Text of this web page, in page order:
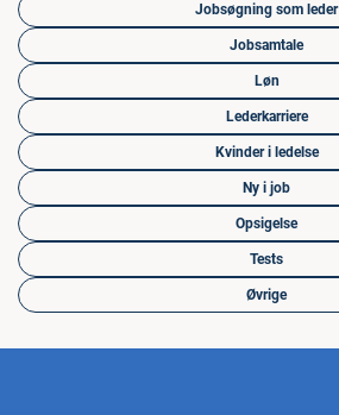
Jobsøgning som leder
Jobsamtale
Løn
Lederkarriere
Kvinder i ledelse
Ny i job
Opsigelse
Tests
Øvrige